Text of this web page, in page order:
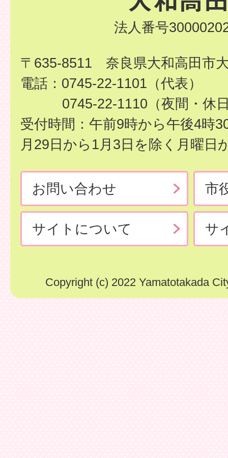
法人番号
〒635-8511 奈良県大和高田市
電話：0745-22-1101（代表）
0745-22-1110（夜間・休
受付時間：午前9時から午後4時
月29日から1月3日を除く月曜日
お問い合わせ 市
サイトについて サ
Copyright (c) 2022 Yamatotakada